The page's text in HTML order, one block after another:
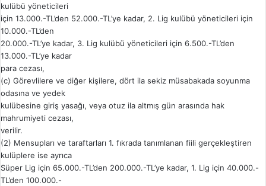
kulübü yöneticileri
için 13.000.-TL’den 52.000.-TL’ye kadar, 2. Lig kulübü yöneticileri için
10.000.-TL’den
20.000.-TL’ye kadar, 3. Lig kulübü yöneticileri için 6.500.-TL’den
13.000.-TL’ye kadar
para cezası,
(c) Görevlilere ve diğer kişilere, dört ila sekiz müsabakada soyunma
odasına ve yedek
kulübesine giriş yasağı, veya otuz ila altmış gün arasında hak
mahrumiyeti cezası,
verilir.
(2) Mensupları ve taraftarları 1. fıkrada tanımlanan fiili gerçekleştiren
kulüplere ise ayrıca
Süper Lig için 65.000.-TL’den 200.000.-TL’ye kadar, 1. Lig için 40.000.-
TL’den 100.000.-